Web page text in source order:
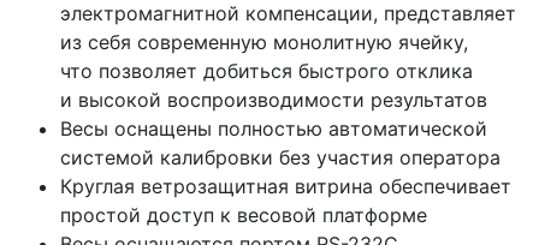
электромагнитной компенсации, представляет
из себя современную монолитную ячейку,
что позволяет добиться быстрого отклика
и высокой воспроизводимости результатов
Весы оснащены полностью автоматической
системой калибровки без участия оператора
Круглая ветрозащитная витрина обеспечивает
простой доступ к весовой платформе